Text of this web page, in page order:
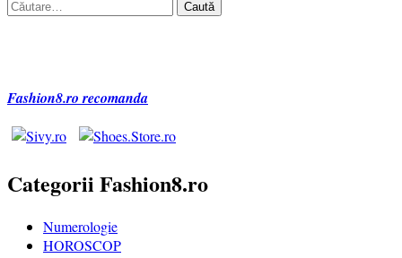
Caută
Fashion8.ro recomanda
Categorii Fashion8.ro
Numerologie
HOROSCOP